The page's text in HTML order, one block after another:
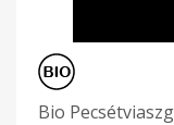
Bio